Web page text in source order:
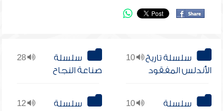
10
سلسلة تاريخ
الأندلس المفقود
28
سلسلة
صناعة النجاح
10
سلسلة
12
سلسلة